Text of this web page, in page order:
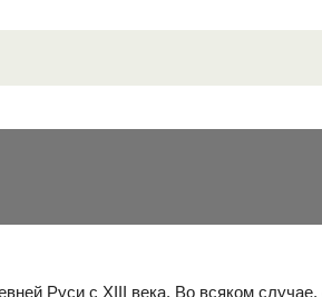
Руси с XIII века. Во всяком случае,